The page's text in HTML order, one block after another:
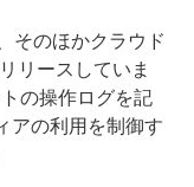
そのほかクラウド
リースしていま
の操作ログを記
アの利用を制御す